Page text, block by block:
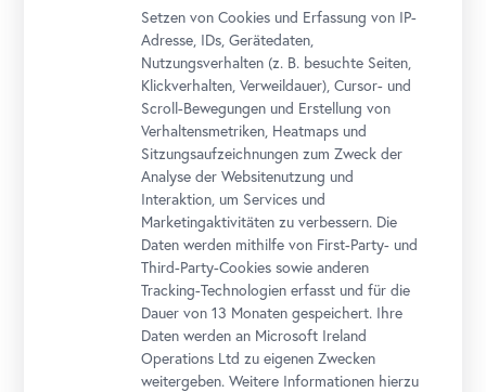
Gustav Klimt, Der Kuss (Liebespaar), Detail, 1908 (vollendet 1909)
Foto: Johannes Stoll / Belvedere, Wien
Veranstaltungstickets
exkl. Eintrittsticket
€ 100,00
Setzen von Cookies und Erfassung von IP-
Adresse, IDs, Gerätedaten,
Nutzungsverhalten (z. B. besuchte Seiten,
Klickverhalten, Verweildauer), Cursor- und
Scroll-Bewegungen und Erstellung von
Verhaltensmetriken, Heatmaps und
Sitzungsaufzeichnungen zum Zweck der
Analyse der Websitenutzung und
Interaktion, um Services und
Marketingaktivitäten zu verbessern. Die
Daten werden mithilfe von First-Party- und
Third-Party-Cookies sowie anderen
Tracking-Technologien erfasst und für die
Dauer von 13 Monaten gespeichert. Ihre
Daten werden an Microsoft Ireland
Operations Ltd zu eigenen Zwecken
weitergeben. Weitere Informationen hierzu